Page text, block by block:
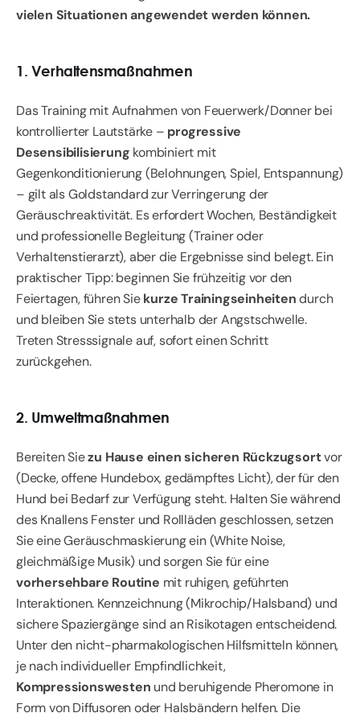
vielen Situationen angewendet werden können.
1. Verhaltensmaßnahmen
Das Training mit Aufnahmen von Feuerwerk/Donner bei
kontrollierter Lautstärke – progressive
Desensibilisierung kombiniert mit
Gegenkonditionierung (Belohnungen, Spiel, Entspannung)
– gilt als Goldstandard zur Verringerung der
Geräuschreaktivität. Es erfordert Wochen, Beständigkeit
und professionelle Begleitung (Trainer oder
Verhaltenstierarzt), aber die Ergebnisse sind belegt. Ein
praktischer Tipp: beginnen Sie frühzeitig vor den
Feiertagen, führen Siekurze Trainingseinheitendurch
und bleiben Sie stets unterhalb der Angstschwelle.
Treten Stresssignale auf, sofort einen Schritt
zurückgehen.
2. Umweltmaßnahmen
Bereiten Siezu Hause einen sicheren Rückzugsortvor
(Decke, offene Hundebox, gedämpftes Licht), der für den
Hund bei Bedarf zur Verfügung steht. Halten Sie während
des Knallens Fenster und Rollläden geschlossen, setzen
Sie eine Geräuschmaskierung ein (White Noise,
gleichmäßige Musik) und sorgen Sie für eine
vorhersehbare Routine mit ruhigen, geführten
Interaktionen. Kennzeichnung (Mikrochip/Halsband) und
sichere Spaziergänge sind an Risikotagen entscheidend.
Unter den nicht-pharmakologischen Hilfsmitteln können,
je nach individueller Empfindlichkeit,
Kompressionswesten und beruhigende Pheromone in
Form von Diffusoren oder Halsbändern helfen. Die